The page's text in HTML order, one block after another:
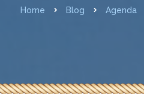
Home Blog Agenda